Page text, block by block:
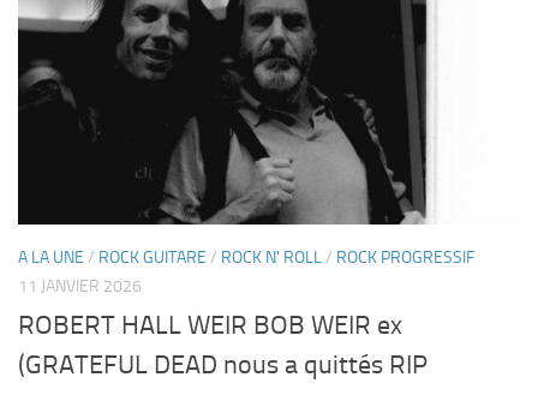
A LA UNE / ROCK GUITARE / ROCK N' ROLL/ ROCK PROGRESSIF
11 JANVIER 2026
ROBERT HALL WEIR BOB WEIR ex
(GRATEFUL DEAD nous a quittés RIP